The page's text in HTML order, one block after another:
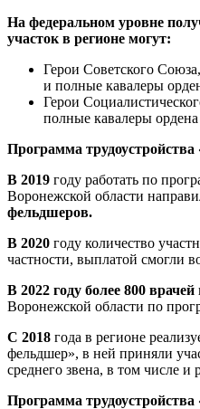
На федеральном уровне
участок в регионе могут:
Герои Советского
и полные кавалеры
Герои
полные кавалеры
Программа трудоустройства
В 2019 году работать по
Воронежской области
фельдшеров.
В 2020 году количество
частности, выплатой смогли
В 2022 году более 800 врачей
Воронежской области по
С 2018 года в регионе
фельдшер», в ней приняли
среднего звена, в том числе
Программа трудоустройства